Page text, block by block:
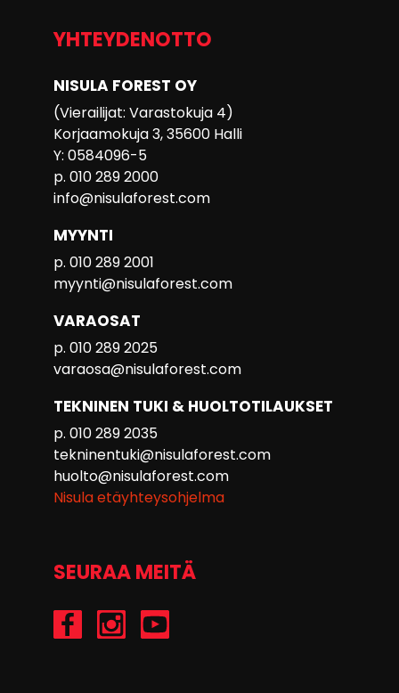
YHTEYDENOTTO
NISULA FOREST OY
(Vierailijat: Varastokuja 4)
Korjaamokuja 3, 35600 Halli
Y: 0584096-5
p. 010 289 2000
info@nisulaforest.com
MYYNTI
p. 010 289 2001
myynti@nisulaforest.com
VARAOSAT
p. 010 289 2025
varaosa@nisulaforest.com
TEKNINEN TUKI & HUOLTOTILAUKSET
p. 010 289 2035
tekninentuki@nisulaforest.com
huolto@nisulaforest.com
Nisula etäyhteysohjelma
SEURAA MEITÄ
/Nisulaforest@nisulaforest